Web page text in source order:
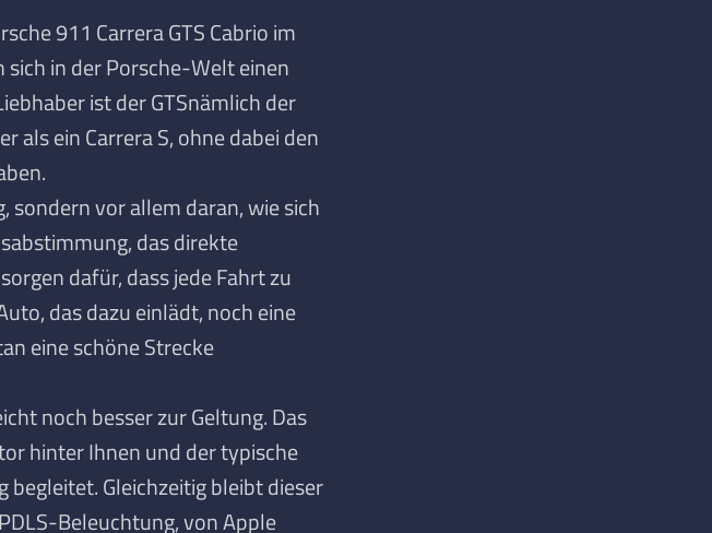
911 Carrera GTS Cabrio im
sich in der Porsche-Welt einen
ist der GTSnämlich der
als ein Carrera S, ohne dabei den
sondern vor allem daran, wie sich
das direkte
dafür, dass jede Fahrt zu
das dazu einlädt, noch eine
eine schöne Strecke
noch besser zur Geltung. Das
hinter Ihnen und der typische
begleitet. Gleichzeitig bleibt dieser
Beleuchtung, von Apple